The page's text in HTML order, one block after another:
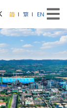
简 繁 EN